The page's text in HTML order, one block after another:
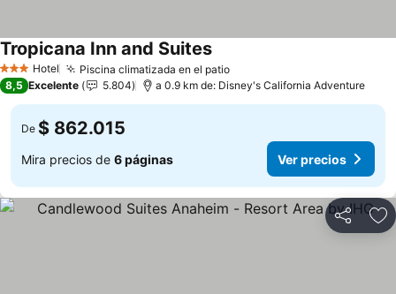
3 Estrellas
Hotel Piscina climatizada en el patio
Tropicana Inn and Suites
8,5 Excelente 5.804 a 0.9 km de: Disney's California Adventure
De $ 862.015
Mira precios de 6 páginas Ver precios
Compartir